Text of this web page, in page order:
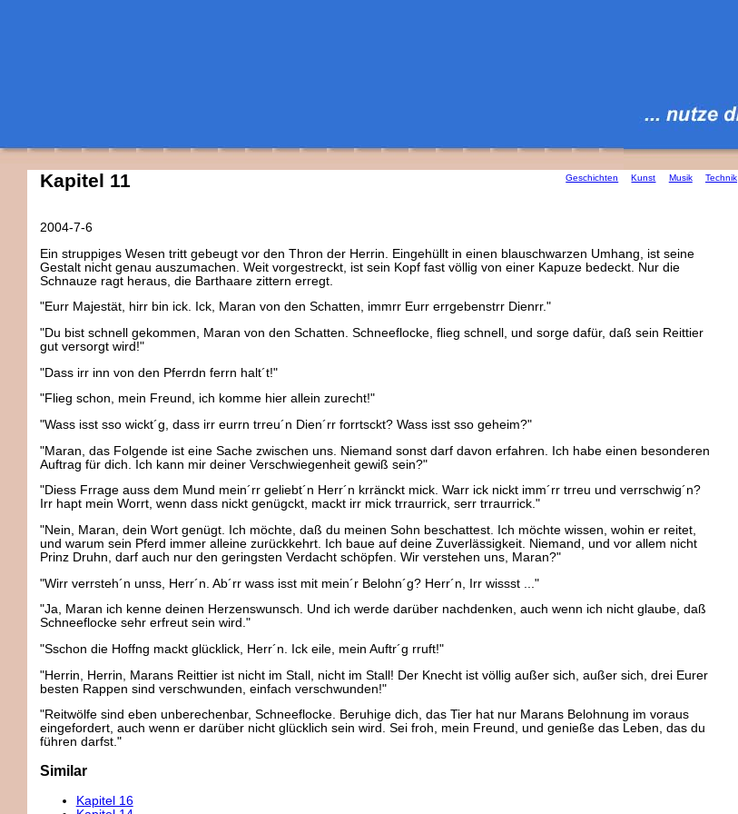
Geschichten Kunst Musik Technik
Kapitel 11
2004-7-6
Ein struppiges Wesen tritt gebeugt vor den Thron der Herrin. Eingehüllt in einen blauschwarzen Umhang, ist seine
Gestalt nicht genau auszumachen. Weit vorgestreckt, ist sein Kopf fast völlig von einer Kapuze bedeckt. Nur die
Schnauze ragt heraus, die Barthaare zittern erregt.
"Eurr Majestät, hirr bin ick. Ick, Maran von den Schatten, immrr Eurr errgebenstrr Dienrr."
"Du bist schnell gekommen, Maran von den Schatten. Schneeflocke, flieg schnell, und sorge dafür, daß sein Reittier
gut versorgt wird!"
"Dass irr inn von den Pferrdn ferrn halt´t!"
"Flieg schon, mein Freund, ich komme hier allein zurecht!"
"Wass isst sso wickt´g, dass irr eurrn trreu´n Dien´rr forrtsckt? Wass isst sso geheim?"
"Maran, das Folgende ist eine Sache zwischen uns. Niemand sonst darf davon erfahren. Ich habe einen besonderen
Auftrag für dich. Ich kann mir deiner Verschwiegenheit gewiß sein?"
"Diess Frrage auss dem Mund mein´rr geliebt´n Herr´n krränckt mick. Warr ick nickt imm´rr trreu und verrschwig´n?
Irr hapt mein Worrt, wenn dass nickt genügckt, mackt irr mick trraurrick, serr trraurrick."
"Nein, Maran, dein Wort genügt. Ich möchte, daß du meinen Sohn beschattest. Ich möchte wissen, wohin er reitet,
und warum sein Pferd immer alleine zurückkehrt. Ich baue auf deine Zuverlässigkeit. Niemand, und vor allem nicht
Prinz Druhn, darf auch nur den geringsten Verdacht schöpfen. Wir verstehen uns, Maran?"
"Wirr verrsteh´n unss, Herr´n. Ab´rr wass isst mit mein´r Belohn´g? Herr´n, Irr wissst ..."
"Ja, Maran ich kenne deinen Herzenswunsch. Und ich werde darüber nachdenken, auch wenn ich nicht glaube, daß
Schneeflocke sehr erfreut sein wird."
"Sschon die Hoffng mackt glücklick, Herr´n. Ick eile, mein Auftr´g rruft!"
"Herrin, Herrin, Marans Reittier ist nicht im Stall, nicht im Stall! Der Knecht ist völlig außer sich, außer sich, drei Eurer
besten Rappen sind verschwunden, einfach verschwunden!"
"Reitwölfe sind eben unberechenbar, Schneeflocke. Beruhige dich, das Tier hat nur Marans Belohnung im voraus
eingefordert, auch wenn er darüber nicht glücklich sein wird. Sei froh, mein Freund, und genieße das Leben, das du
führen darfst."
Similar
Kapitel 16